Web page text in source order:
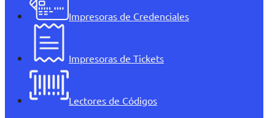
Impresoras de Credenciales
Impresoras de Tickets
Lectores de Códigos